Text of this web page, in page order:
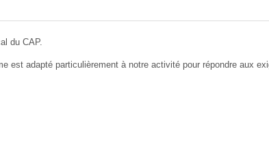
du CAP.
est adapté particulièrement à notre activité pour répondre aux